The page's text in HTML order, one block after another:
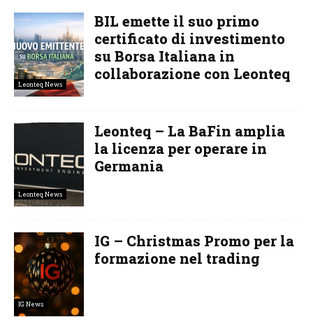
Leonteq News
BIL emette il suo primo
certificato di investimento
su Borsa Italiana in
collaborazione con Leonteq
Leonteq News
Leonteq – La BaFin amplia
la licenza per operare in
Germania
IG News
IG – Christmas Promo per la
formazione nel trading